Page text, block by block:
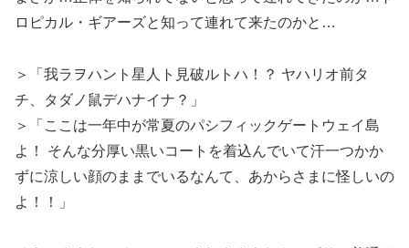
ロピカル・ギアーズと知って連れて来たのかと…
＞「我ラヲハント星人ト見破ルトハ！？ ヤハリオ前タ
チ、タダノ鼠デハナイナ？」
＞「ここは一年中が常夏のパシフィックゲートウェイ島
よ！ そんな分厚い黒いコートを着込んでいて汗一つかか
ずに涼しい顔のままでいるなんて、あからさまに怪しいの
よ！！」